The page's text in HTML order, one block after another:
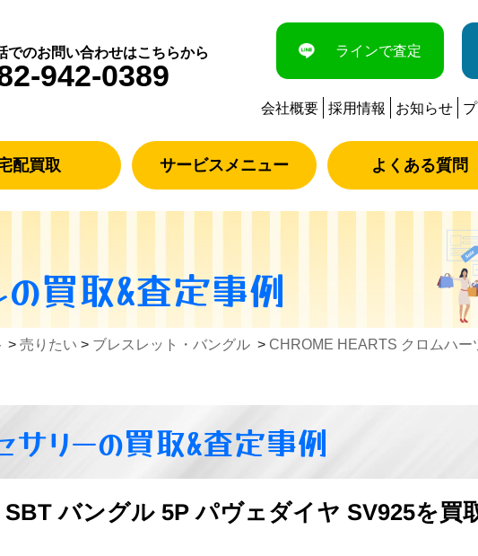
でのお問い合わせはこちらから
942-0389
ラインで査定
会社概要 採用情報 お知らせ
配買取 サービスメニュー よくある質問
の買取&査定事例
> 売りたい > ブレスレット・バングル > CHROME HEARTS クロムハー
サリーの買取&査定事例
バングル 5P パヴェダイヤ SV925を買